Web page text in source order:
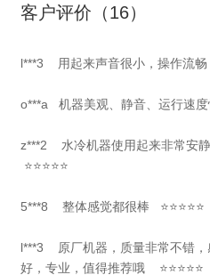
客户评价（16）
l***3 用起来声音很小，操作流
o***a机器美观、静音、运行速度
z***2 水冷机器使用起来非常安
⭐⭐⭐⭐⭐
5***8 整体感觉都很棒 ⭐⭐⭐⭐⭐
l***3 原厂机器，质量非常不错，
好，专业，值得推荐哦 ⭐⭐⭐⭐⭐